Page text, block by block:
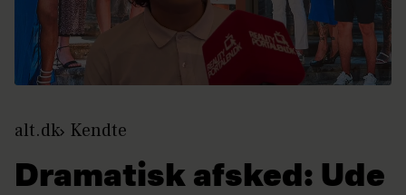
alt.dk Kendte
Dramatisk afsked: Ude